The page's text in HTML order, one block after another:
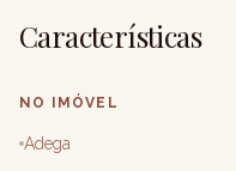
Características
NO IMÓVEL
Adega